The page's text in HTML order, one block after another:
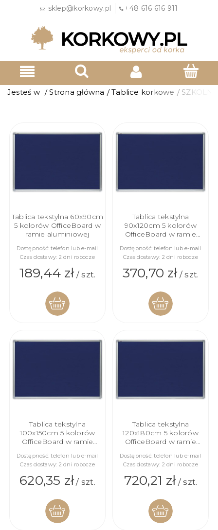
sklep@korkowy.pl +48 616 616 911
Jesteś w / Strona główna / Tablice korkowe / SZKOLNE
Tablica tekstylna 60x90cm
5 kolorów OfficeBoard w
ramie aluminiowej
Dostępność: telefon lub e-mail
Czas dostawy: 2 dni robocze
189,44 zł/ szt.
Tablica tekstylna
90x120cm 5 kolorów
OfficeBoard w ramie
Dostępność: telefon lub e-mail
Czas dostawy: 2 dni robocze
370,70 zł/ szt.
Tablica tekstylna
100x150cm 5 kolorów
OfficeBoard w ramie
Dostępność: telefon lub e-mail
Czas dostawy: 2 dni robocze
620,35 zł/ szt.
Tablica tekstylna
120x180cm 5 kolorów
OfficeBoard w ramie
Dostępność: telefon lub e-mail
Czas dostawy: 2 dni robocze
720,21 zł/ szt.